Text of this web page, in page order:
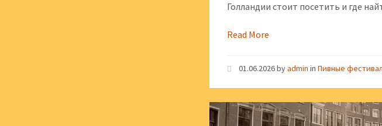
Голландии стоит посетить и где
Read More
01.06.2026byadmin inПивные